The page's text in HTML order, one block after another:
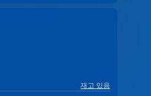
재고 있음